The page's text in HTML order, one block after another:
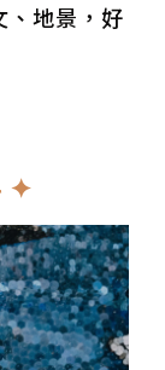
、地景，好
✦